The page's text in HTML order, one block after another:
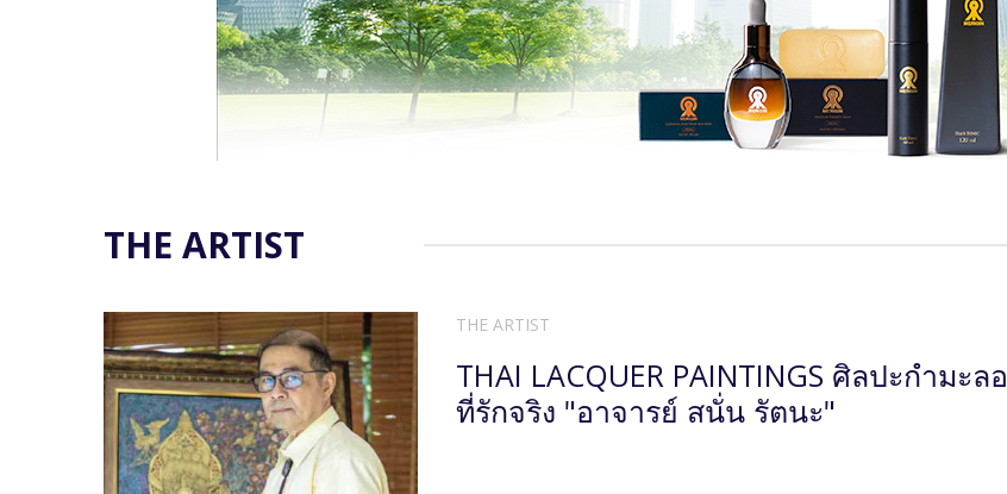
THE ARTIST
THE ARTIST
THAI LACQUER PAINTINGS ศิลปะกํามะลอ
ที่รักจริง "อาจารย์ สนั่น รัตนะ"